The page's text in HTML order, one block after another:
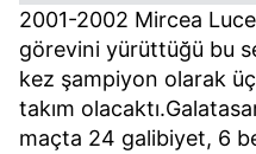
2001-2002 Mircea
görevini yürüttüğü bu
kez şampiyon olarak
takım
maçta 24 galibiyet, 6